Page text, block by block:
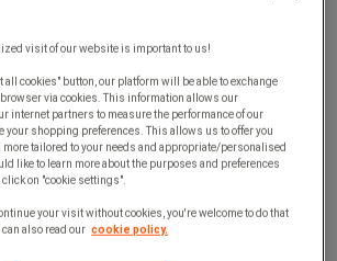
visit of our website is important to us!
all cookies" button, our platform will be able to exchange
via cookies. This information allows our
internet partners to measure the performance of our
your shopping preferences. This allows us to offer you
more tailored to your needs and appropriate/personalised
like to learn more about the purposes and preferences
click on "cookie settings".
your visit without cookies, you're welcome to do that
can also read our cookie policy.